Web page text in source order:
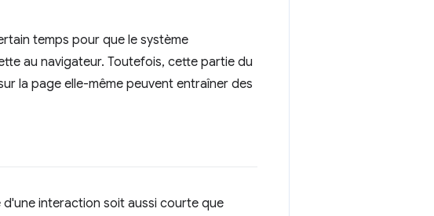
temps pour que le système
au navigateur. Toutefois, cette partie du
la page elle-même peuvent entraîner des
interaction soit aussi courte que